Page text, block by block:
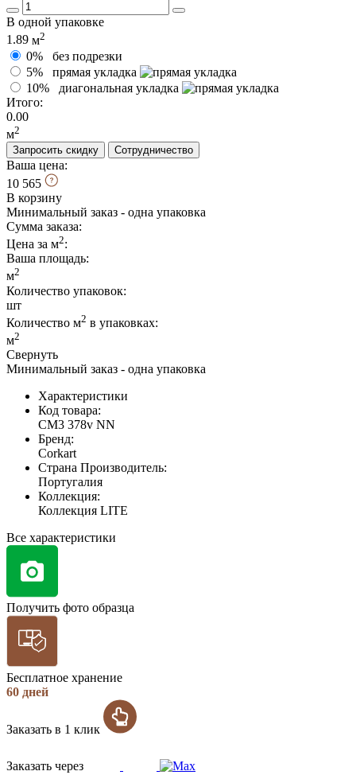
В одной упаковке
1.89 м2
0% без подрезки
5% прямая укладка
10% диагональная укладка
Итого:
0.00
м2
Запросить скидку
Сотрудничество
Ваша цена:
10 565
В корзину
Минимальный заказ - одна упаковка
Сумма заказа:
Цена за м2:
Ваша площадь:
м2
Количество упаковок:
шт
Количество м2 в упаковках:
м2
Свернуть
Минимальный заказ - одна упаковка
Характеристики
Код товара:
CM3 378v NN
Бренд:
Corkart
Страна Производитель:
Португалия
Коллекция:
Коллекция LITE
Все характеристики
Получить фото образца
Бесплатное хранение
60 дней
Заказать в 1 клик
Заказать через